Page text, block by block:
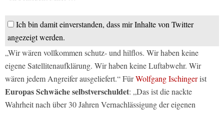
Ich bin damit einverstanden, dass mir Inhalte von Twitter
angezeigt werden.
„Wir wären vollkommen schutz- und hilflos. Wir haben keine
eigene Satellitenaufklärung. Wir haben keine Luftabwehr. Wir
wären jedem Angreifer ausgeliefert.“ FürWolfgang Ischingerist
Europas Schwäche selbstverschuldet: „Das ist die nackte
Wahrheit nach über 30 Jahren Vernachlässigung der eigenen